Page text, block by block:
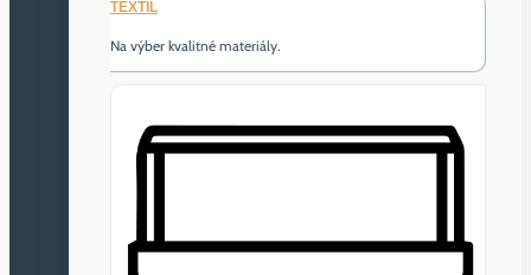
TEXTIL
Na výber kvalitné materiály.